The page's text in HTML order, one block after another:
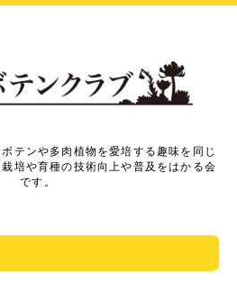
テンや多肉植物を愛培する趣味を同じ
培や育種の技術向上や普及をはかる会
です。